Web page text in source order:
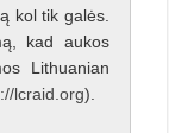
kol tik galės.
kad aukos
Lithuanian
lcraid.org).